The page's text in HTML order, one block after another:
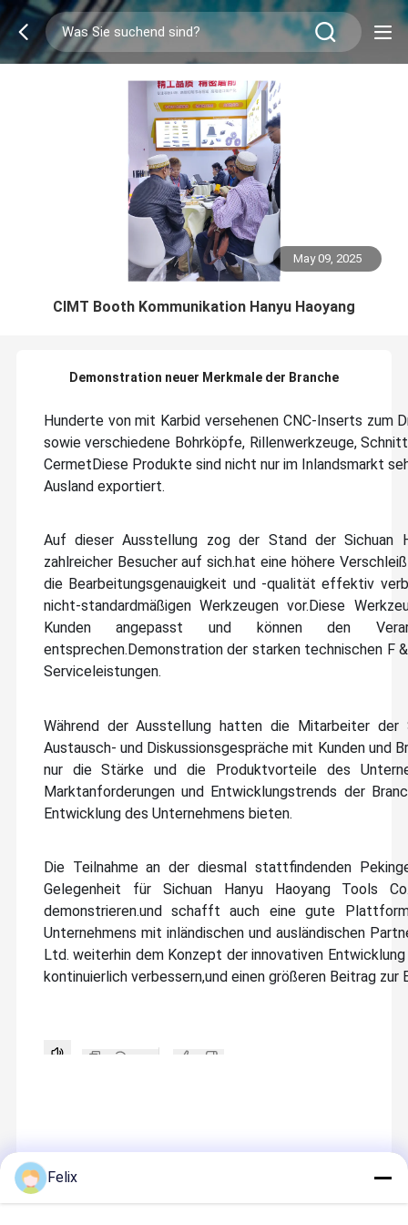
May 09, 2025
CIMT Booth Kommunikation Hanyu Haoyang
Demonstration neuer Merkmale der Branche
Hunderte von mit Karbid versehenen CNC-Inserts zum
sowie verschiedene Bohrköpfe, Rillenwerkzeuge,
CermetDiese Produkte sind nicht nur im Inlandsmarkt
Ausland exportiert.
Auf dieser Ausstellung zog der Stand der Sichuan
zahlreicher Besucher auf sich.hat eine höhere
die Bearbeitungsgenauigkeit und -qualität effektiv
nicht-standardmäßigen Werkzeugen vor.Diese
Kunden angepasst und können den
entsprechen.Demonstration der starken technischen F
Serviceleistungen.
Während der Ausstellung hatten die Mitarbeiter der
Austausch- und Diskussionsgespräche mit Kunden und
nur die Stärke und die Produktvorteile des
Marktanforderungen und Entwicklungstrends der
Entwicklung des Unternehmens bieten.
Die Teilnahme an der diesmal stattfindenden
Gelegenheit für Sichuan Hanyu Haoyang Tools
demonstrieren.und schafft auch eine gute
Unternehmens mit inländischen und ausländischen
Ltd. weiterhin dem Konzept der innovativen
kontinuierlich verbessern,und einen größeren Beitrag
Felix